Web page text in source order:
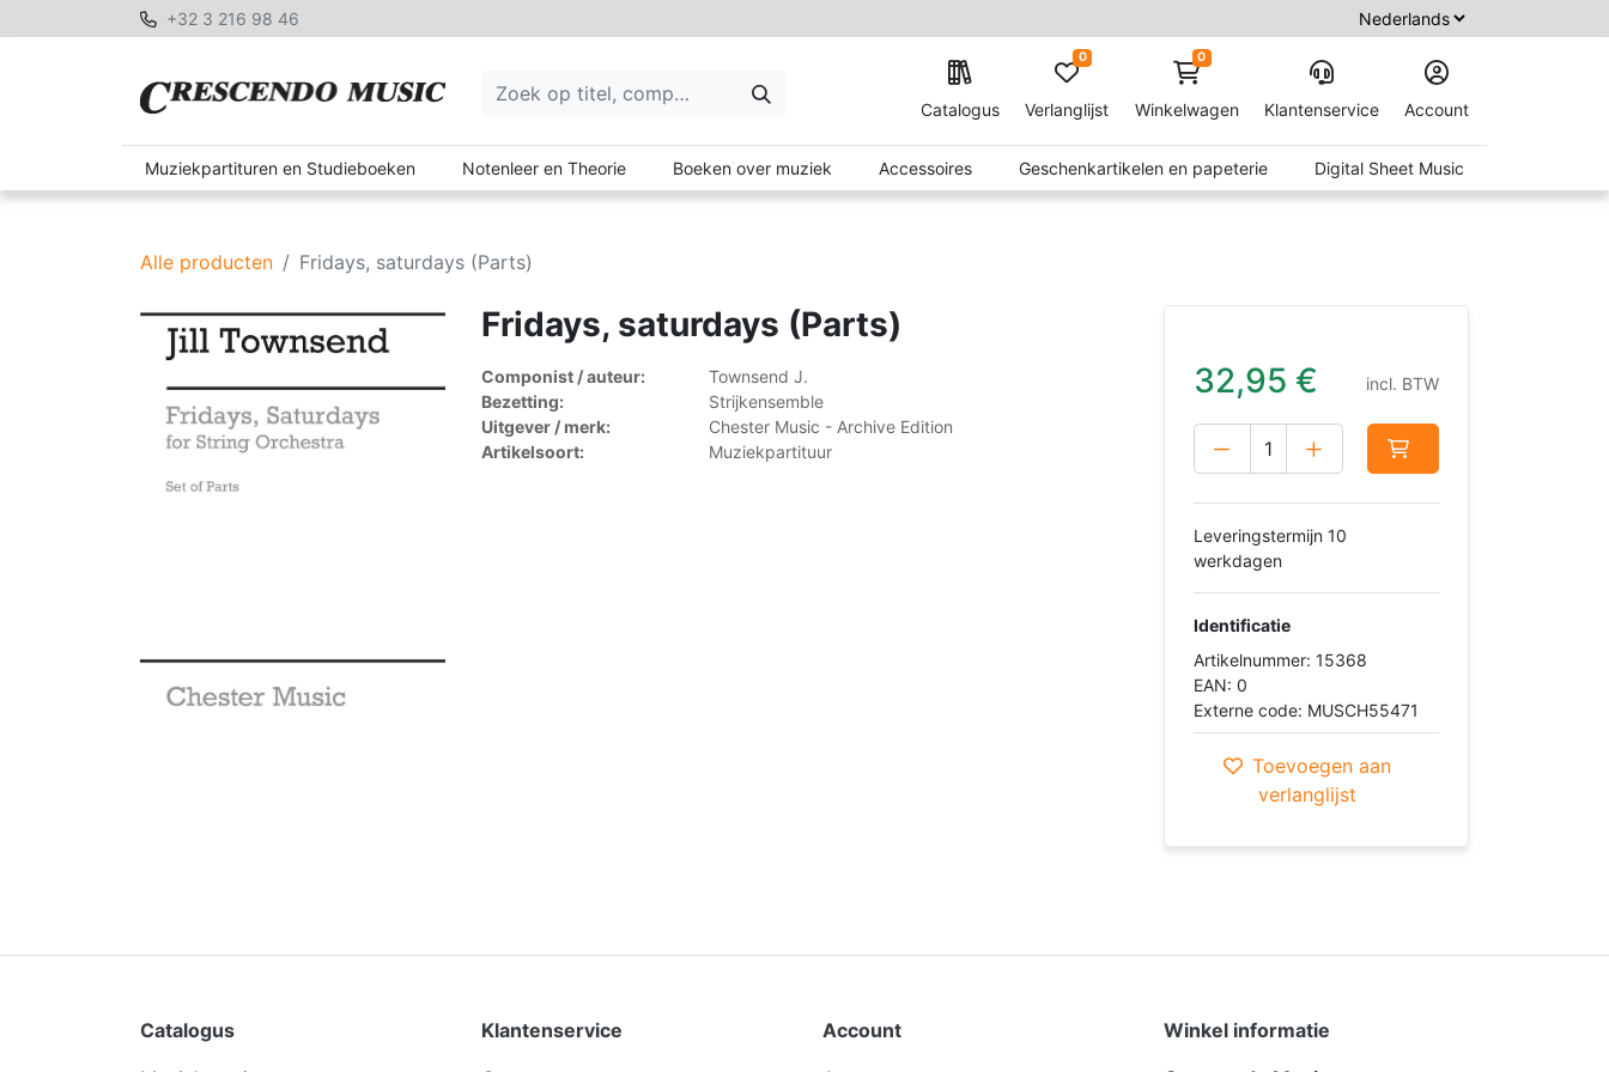
+32 3 216 98 46
Catalogus Verlanglijst
0 0
Winkelwagen Klantenservice Account
Muziekpartituren en Studieboeken Notenleer en Theorie Boeken over muziek Accessoires Geschenkartikelen en papeterie Digital Sheet Music
Alle producten Fridays, saturdays (Parts)
Fridays, saturdays (Parts)
Componist / auteur:
Townsend J.
Bezetting:
Strijkensemble
Uitgever / merk:
Chester Music - Archive Edition
Artikelsoort:
Muziekpartituur
32,95 € incl. BTW
Leveringstermijn 10
werkdagen
Identificatie
Artikelnummer: 15368
EAN: 0
Externe code: MUSCH55471
Toevoegen aan
verlanglijst
Catalogus
Klantenservice
Account
Winkel informatie